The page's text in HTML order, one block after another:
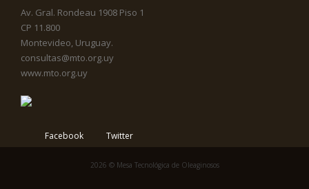
Av. Gral. Rondeau 1908 Piso 1
CP 11.800
Montevideo, Uruguay.
consultas@mto.org.uy
www.mto.org.uy
Facebook Twitter
2026 © Mesa Tecnológica de Oleaginosos